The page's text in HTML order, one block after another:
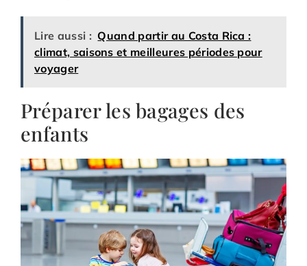
Lire aussi : Quand partir au Costa Rica :
climat, saisons et meilleures périodes pour
voyager
Préparer les bagages des
enfants